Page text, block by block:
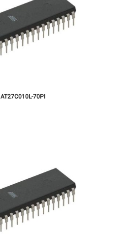
AT27C010L-70PI